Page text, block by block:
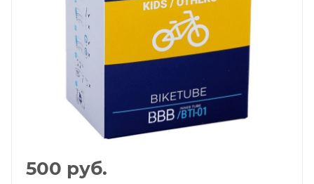
500 руб.